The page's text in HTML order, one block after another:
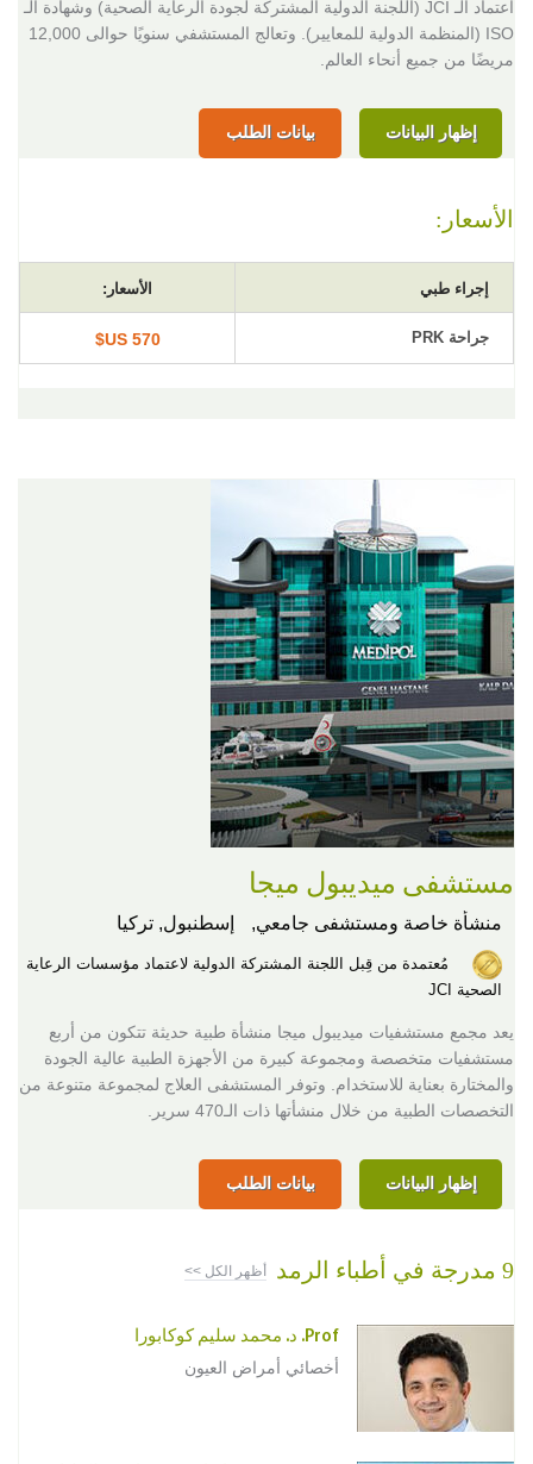
اعتماد الـ JCI (اللجنة الدولية المشتركة لجودة الرعاية الصحية) وشهادة الـ
ISO (المنظمة الدولية للمعايير). وتعالج المستشفي سنويًا حوالى 12,000
مريضًا من جميع أنحاء العالم.
إظهار البيانات بيانات الطلب
الأسعار:
إجراء طبي الأسعار:
جراحة PRK 570 US$
مستشفى ميديبول ميجا
منشأة خاصة ومستشفى جامعي, إسطنبول, تركيا
مُعتمدة من قِبل اللجنة المشتركة الدولية لاعتماد مؤسسات الرعاية
الصحية JCI
يعد مجمع مستشفيات ميديبول ميجا منشأة طبية حديثة تتكون من أربع
مستشفيات متخصصة ومجموعة كبيرة من الأجهزة الطبية عالية الجودة
والمختارة بعناية للاستخدام. وتوفر المستشفى العلاج لمجموعة متنوعة من
التخصصات الطبية من خلال منشأتها ذات الـ470 سرير.
إظهار البيانات بيانات الطلب
9 مدرجة في أطباء الرمد أظهر الكل >>
Prof. د. محمد سليم كوكابورا
أخصائي أمراض العيون